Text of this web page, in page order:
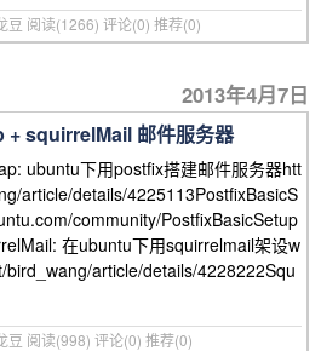
豆 阅读(1266) 评论(0) 推荐(0)
2013年4月7日
squirrelMail 邮件服务器
ubuntu下用postfix搭建邮件服务器htt
article/details/4225113PostfixBasicS
community/PostfixBasicSetup
在ubuntu下用squirrelmail架设w
article/details/4228222Squ
豆 阅读(998) 评论(0) 推荐(0)